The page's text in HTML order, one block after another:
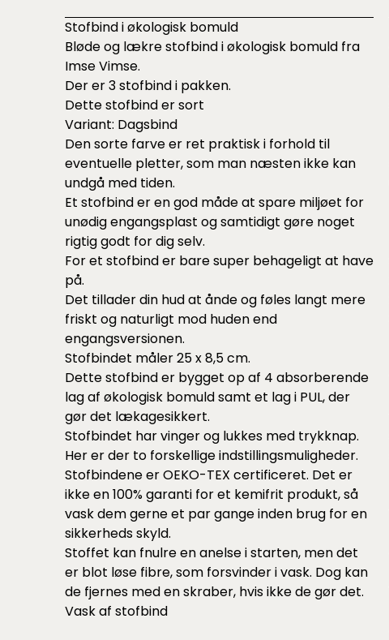
Stofbind i økologisk bomuld
Bløde og lækre stofbind i økologisk bomuld fra
Imse Vimse.
Der er 3 stofbind i pakken.
Dette stofbind er sort
Variant: Dagsbind
Den sorte farve er ret praktisk i forhold til
eventuelle pletter, som man næsten ikke kan
undgå med tiden.
Et stofbind er en god måde at spare miljøet for
unødig engangsplast og samtidigt gøre noget
rigtig godt for dig selv.
For et stofbind er bare super behageligt at have
på.
Det tillader din hud at ånde og føles langt mere
friskt og naturligt mod huden end
engangsversionen.
Stofbindet måler 25 x 8,5 cm.
Dette stofbind er bygget op af 4 absorberende
lag af økologisk bomuld samt et lag i PUL, der
gør det lækagesikkert.
Stofbindet har vinger og lukkes med trykknap.
Her er der to forskellige indstillingsmuligheder.
Stofbindene er OEKO-TEX certificeret. Det er
ikke en 100% garanti for et kemifrit produkt, så
vask dem gerne et par gange inden brug for en
sikkerheds skyld.
Stoffet kan fnulre en anelse i starten, men det
er blot løse fibre, som forsvinder i vask. Dog kan
de fjernes med en skraber, hvis ikke de gør det.
Vask af stofbind